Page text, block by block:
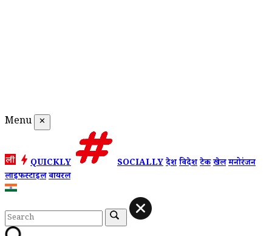
Menu ✕
QUICKLY SOCIALLYदेशविदेशटेकखेलमनोरंजन
लाइफस्टाइलवायरल